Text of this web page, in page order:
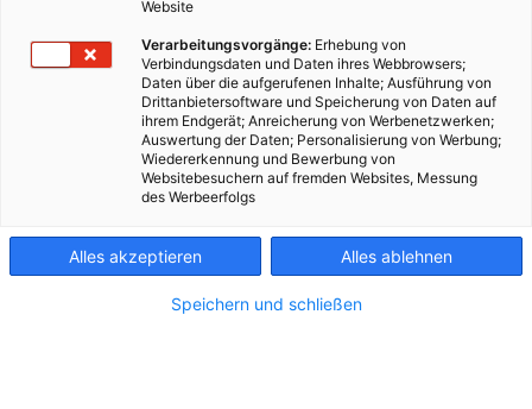
Kontakt
Impressum
Website
Verarbeitungsvorgänge: Erhebung von
Verbindungsdaten und Daten ihres Webbrowsers;
Daten über die aufgerufenen Inhalte; Ausführung von
Drittanbietersoftware und Speicherung von Daten auf
ihrem Endgerät; Anreicherung von Werbenetzwerken;
Auswertung der Daten; Personalisierung von Werbung;
Wiedererkennung und Bewerbung von
Websitebesuchern auf fremden Websites, Messung
des Werbeerfolgs
Alles akzeptieren Alles ablehnen
Speichern und schließen